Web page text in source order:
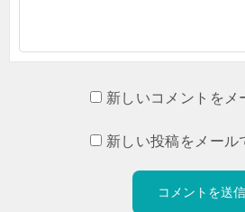
新しいコメントをメ
新しい投稿をメール